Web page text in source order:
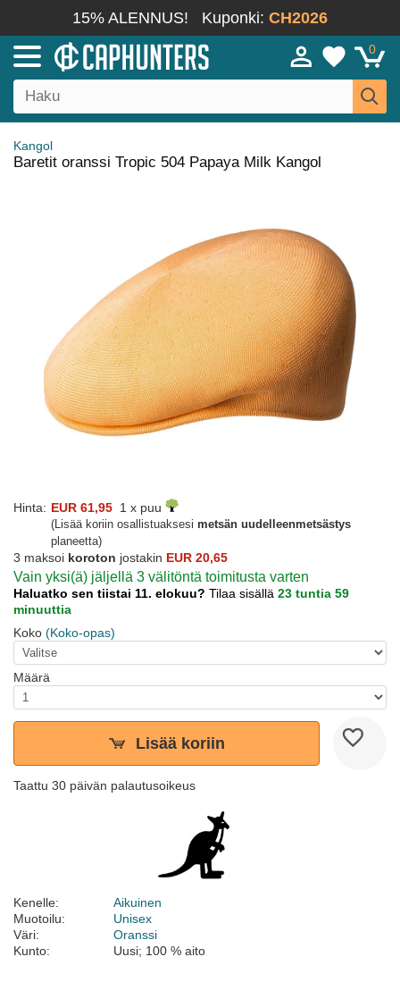
15% ALENNUS! Kuponki: CH2026
0
Kangol
Baretit oranssi Tropic 504 Papaya Milk Kangol
Hinta: EUR 61,95 1 x puu
(Lisää koriin osallistuaksesi metsän uudelleenmetsästys
planeetta)
3 maksoi koroton jostakin EUR 20,65
Vain yksi(ä) jäljellä 3 välitöntä toimitusta varten
Haluatko sen tiistai 11. elokuu? Tilaa sisällä 23 tuntia 59
minuuttia
Koko (Koko-opas)
Määrä
Lisää koriin
Taattu 30 päivän palautusoikeus
Kenelle:
Aikuinen
Muotoilu:
Unisex
Väri:
Oranssi
Kunto:
Uusi; 100 % aito